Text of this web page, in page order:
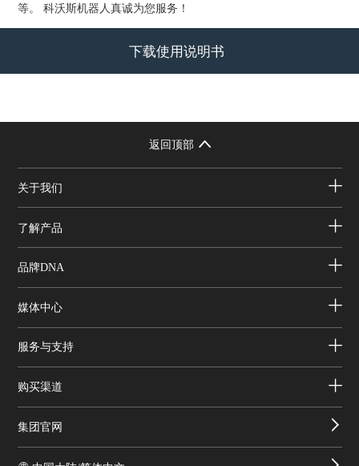
等。 科沃斯机器人真诚为您服务！
下载使用说明书
返回顶部
关于我们
了解产品
品牌DNA
媒体中心
服务与支持
购买渠道
集团官网